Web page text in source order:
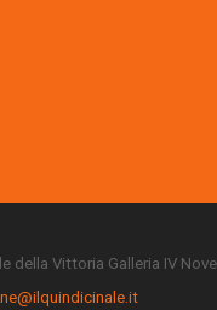
della Vittoria Galleria IV